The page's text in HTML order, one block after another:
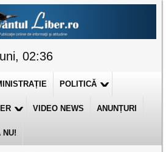
02:36
POLITICĂ
VIDEO NEWS ANUNȚURI
NU!